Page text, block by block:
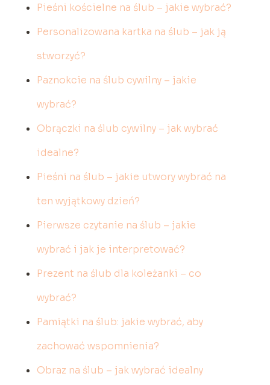
Pieśni kościelne na ślub – jakie wybrać?
Personalizowana kartka na ślub – jak ją
stworzyć?
Paznokcie na ślub cywilny – jakie
wybrać?
Obrączki na ślub cywilny – jak wybrać
idealne?
Pieśni na ślub – jakie utwory wybrać na
ten wyjątkowy dzień?
Pierwsze czytanie na ślub – jakie
wybrać i jak je interpretować?
Prezent na ślub dla koleżanki – co
wybrać?
Pamiątki na ślub: jakie wybrać, aby
zachować wspomnienia?
Obraz na ślub – jak wybrać idealny